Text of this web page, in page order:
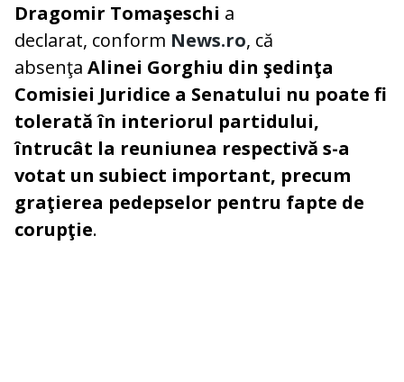
Dragomir Tomaşeschi a
declarat, conform News.ro, că
absenţa Alinei Gorghiu din şedinţa
Comisiei Juridice a Senatului nu poate fi
tolerată în interiorul partidului,
întrucât la reuniunea respectivă s-a
votat un subiect important, precum
graţierea pedepselor pentru fapte de
corupţie.